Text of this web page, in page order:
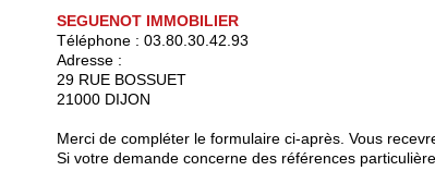
SEGUENOT IMMOBILIER
Téléphone : 03.80.30.42.93
Adresse :
29 RUE BOSSUET
21000 DIJON
Merci de compléter le formulaire ci-après. Vous
Si votre demande concerne des références